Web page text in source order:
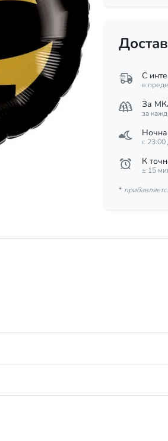
С
в
За
за
c 23:00
К
± 15
*